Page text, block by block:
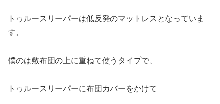
トゥルースリーパーは低反発のマットレスとなっていま
す。
僕のは敷布団の上に重ねて使うタイプで、
トゥルースリーパーに布団カバーをかけて